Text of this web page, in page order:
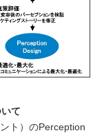
て
ト）のPerception